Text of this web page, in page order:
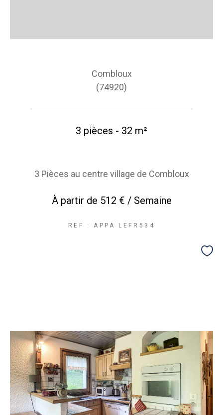
Combloux
(74920)
3 pièces - 32 m²
3 Pièces au centre village de Combloux
À partir de 512 € / Semaine
REF : APPA LEFR534